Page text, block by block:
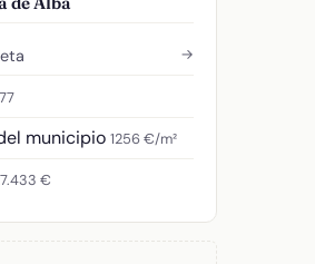
→
municipio 1256 €/m²
€